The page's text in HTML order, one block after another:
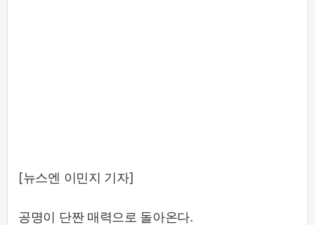
[뉴스엔 이민지 기자]
공명이 단짠 매력으로 돌아온다.